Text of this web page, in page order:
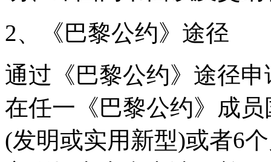
2、《巴黎公约》途径
通过《巴黎公约》途径
在任一《巴黎公约》成
(发明或实用新型)或者6